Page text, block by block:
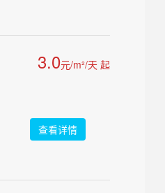
3.0元/m²/天 起
查看详情